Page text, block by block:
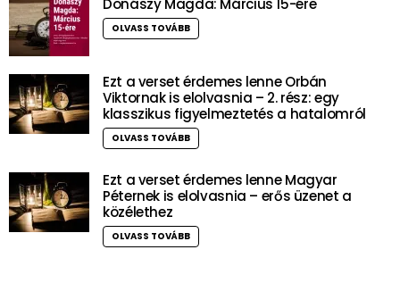
Donászy Magda: Március 15-ére
OLVASS TOVÁBB
Ezt a verset érdemes lenne Orbán
Viktornak is elolvasnia – 2. rész: egy
klasszikus figyelmeztetés a hatalomról
OLVASS TOVÁBB
Ezt a verset érdemes lenne Magyar
Péternek is elolvasnia – erős üzenet a
közélethez
OLVASS TOVÁBB